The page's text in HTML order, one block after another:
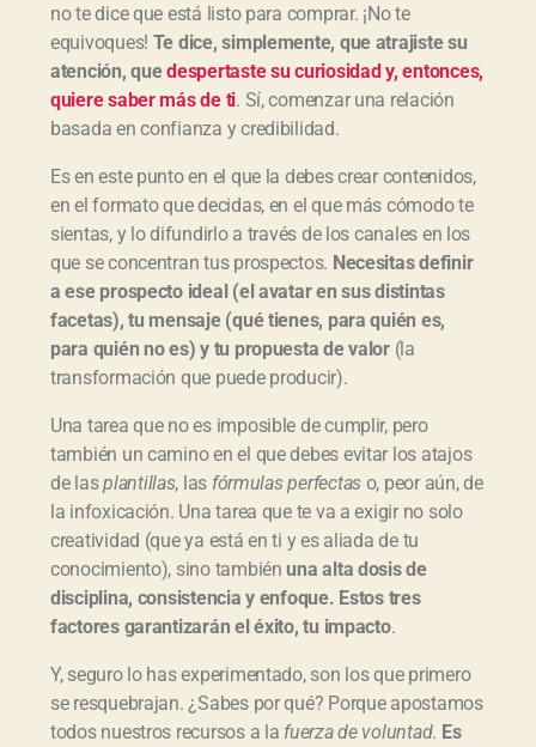
no te dice que está listo para comprar. ¡No te
equivoques! Te dice, simplemente, que atrajiste su
atención, quedespertaste su curiosidad y, entonces,
quiere saber más de ti. Sí, comenzar una relación
basada en confianza y credibilidad.
Es en este punto en el que la debes crear contenidos,
en el formato que decidas, en el que más cómodo te
sientas, y lo difundirlo a través de los canales en los
que se concentran tus prospectos. Necesitas definir
a ese prospecto ideal (el avatar en sus distintas
facetas), tu mensaje (qué tienes, para quién es,
para quién no es) y tu propuesta de valor (la
transformación que puede producir).
Una tarea que no es imposible de cumplir, pero
también un camino en el que debes evitar los atajos
de lasplantillas, las fórmulas perfectaso, peor aún, de
la infoxicación. Una tarea que te va a exigir no solo
creatividad (que ya está en ti y es aliada de tu
conocimiento), sino también una alta dosis de
disciplina, consistencia y enfoque. Estos tres
factores garantizarán el éxito, tu impacto.
Y, seguro lo has experimentado, son los que primero
se resquebrajan. ¿Sabes por qué? Porque apostamos
todos nuestros recursos a la fuerza de voluntad. Es